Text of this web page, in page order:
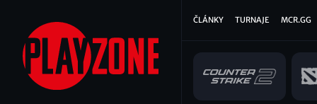
hlavnímu
obsahu
Hlavní
ČLÁNKY TURNAJE MCR.GG